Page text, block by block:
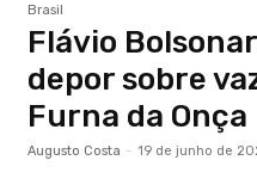
Brasil
Flávio
depor sobre
Furna da Onça
Augusto Costa - 19 de junho de